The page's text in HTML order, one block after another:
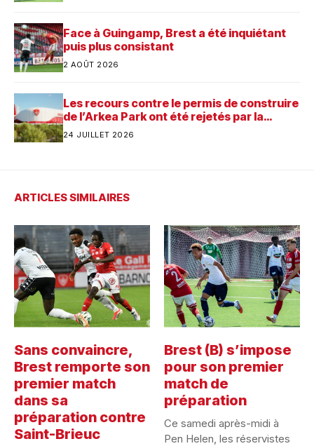
Face à Guingamp, Brest a été inquiétant
puis plus consistant
2 AOÛT 2026
Les recours contre le permis de construire
de l’Arkea Park ont été rejetés par la
justice. Quelle est désormais la prochaine
24 JUILLET 2026
ARTICLES SIMILAIRES
Sans convaincre,
Brest remporte son
premier match
dans sa
préparation contre
Saint-Brieuc
Brest (B) s’impose
pour son premier
match de
préparation
Ce samedi après-midi à
Pen Helen, les réservistes